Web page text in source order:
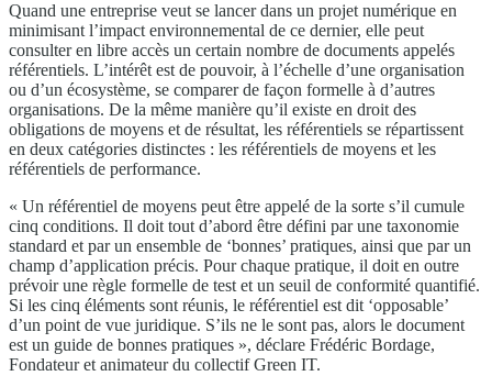
Quand une entreprise veut se lancer dans un projet numérique en
minimisant l’impact environnemental de ce dernier, elle peut
consulter en libre accès un certain nombre de documents appelés
référentiels. L’intérêt est de pouvoir, à l’échelle d’une organisation
ou d’un écosystème, se comparer de façon formelle à d’autres
organisations. De la même manière qu’il existe en droit des
obligations de moyens et de résultat, les référentiels se répartissent
en deux catégories distinctes : les référentiels de moyens et les
référentiels de performance.
« Un référentiel de moyens peut être appelé de la sorte s’il cumule
cinq conditions. Il doit tout d’abord être défini par une taxonomie
standard et par un ensemble de ‘bonnes’ pratiques, ainsi que par un
champ d’application précis. Pour chaque pratique, il doit en outre
prévoir une règle formelle de test et un seuil de conformité quantifié.
Si les cinq éléments sont réunis, le référentiel est dit ‘opposable’
d’un point de vue juridique. S’ils ne le sont pas, alors le document
est un guide de bonnes pratiques », déclare Frédéric Bordage,
Fondateur et animateur du collectif Green IT.